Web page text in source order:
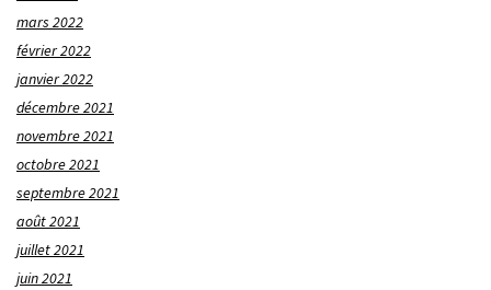
mars 2022
février 2022
janvier 2022
décembre 2021
novembre 2021
octobre 2021
septembre 2021
août 2021
juillet 2021
juin 2021